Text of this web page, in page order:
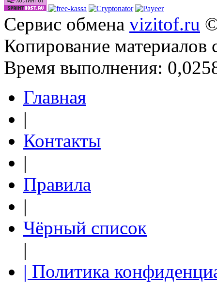
Сервис обмена vizitof.ru
Копирование материалов
Время выполнения:
Главная
|
Контакты
|
Правила
|
Чёрный список
|
| Политика